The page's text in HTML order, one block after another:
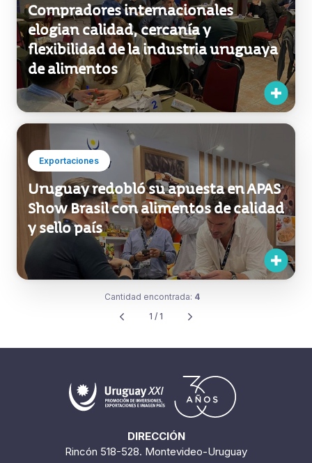
Compradores internacionales
elogian calidad, cercanía y
flexibilidad de la industria uruguaya
de alimentos
Exportaciones
Uruguay redobló su apuesta en APAS
Show Brasil con alimentos de calidad
y sello país
Cantidad encontrada: 4
1 / 1
DIRECCIÓN
Rincón 518-528. Montevideo-Uruguay